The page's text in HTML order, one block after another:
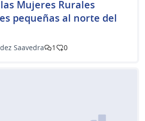
Mujeres Rurales
pequeñas al norte del
Saavedra 1 0